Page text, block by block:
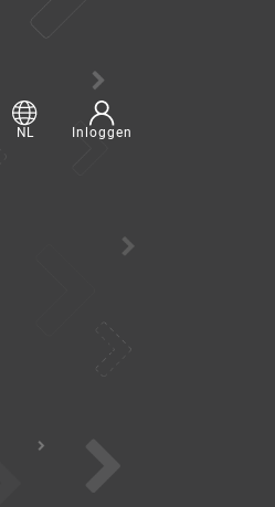
NL Inloggen